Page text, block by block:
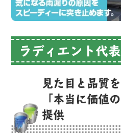
ラディエント代
見た目と品質
「本当に価値
提供